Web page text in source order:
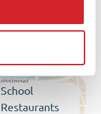
School
Restaurants